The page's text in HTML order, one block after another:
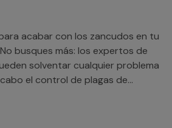
acabar con los zancudos en tu
busques más: los expertos de
solventar cualquier problema
el control de plagas de